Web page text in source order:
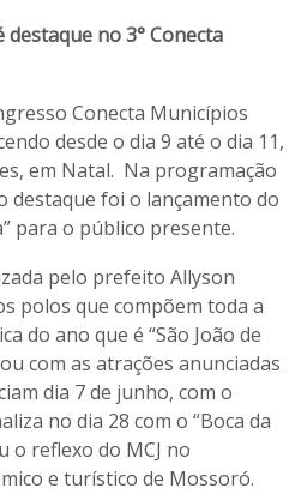
destaque no 3° Conecta
Conecta Municípios
desde o dia 9 até o dia 11,
em Natal. Na programação
destaque foi o lançamento do
para o público presente.
pelo prefeito Allyson
polos que compõem toda a
do ano que é “São João de
com as atrações anunciadas
dia 7 de junho, com o
no dia 28 com o “Boca da
o reflexo do MCJ no
e turístico de Mossoró.